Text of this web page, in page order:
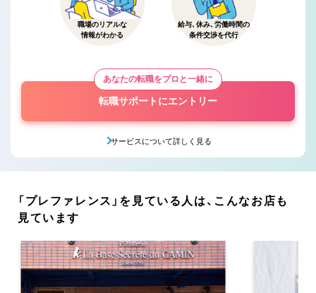
職場のリアルな
情報がわかる
給与、休み、労働時間の
条件交渉を代行
あなたの転職をプロと一緒に
転職サポートにエントリー
サービスについて詳しく見る
「プレファレンス」を見ている人は、こんなお店も
見ています